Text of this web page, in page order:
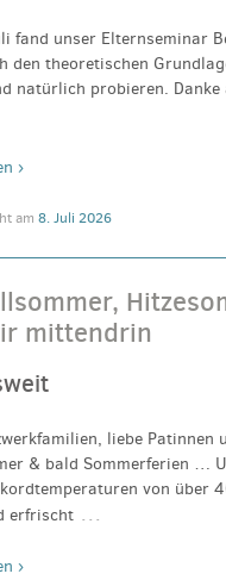
fand unser Elternseminar
den theoretischen
natürlich probieren.
›
am 8. Juli 2026
mittendrin
liebe Patinnen
& bald Sommerferien …
von über
erfrischt …
›